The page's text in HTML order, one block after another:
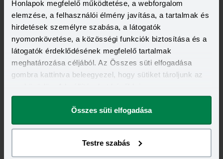
Honlapok megfelelő működtetése, a webforgalom
elemzése, a felhasználói élmény javítása, a tartalmak és
hirdetések személyre szabása, a látogatók
nyomonkövetése, a közösségi funkciók biztosítása és a
látogatók érdeklődésének megfelelő tartalmak
meghatározása céljából. Az Összes süti elfogadása
gombra kattintva beleegyezel, hogy sütiket tároljunk az
megváltoztathatod.
Összes süti elfogadása
Testre szabás
Értékelda Groupama-ot!
5,00/1